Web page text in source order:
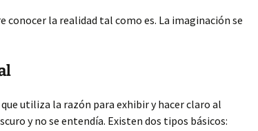
conocer la realidad tal como es. La imaginación se
utiliza la razón para exhibir y hacer claro al
y no se entendía. Existen dos tipos básicos: